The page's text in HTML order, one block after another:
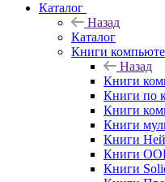
Каталог
Назад
Каталог
Книги
Назад
Книги
Книги по
Книги
Книги
Книги
Книги
Книги